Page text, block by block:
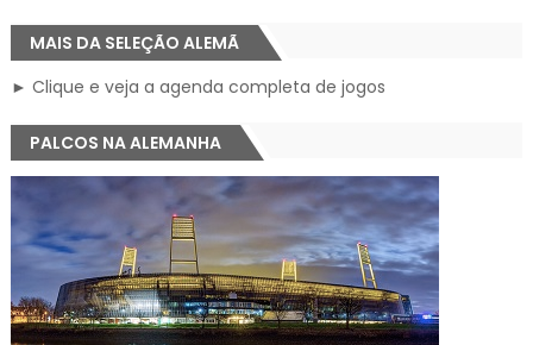
MAIS DA SELEÇÃO ALEMÃ
► Clique e veja a agenda completa de jogos
PALCOS NA ALEMANHA